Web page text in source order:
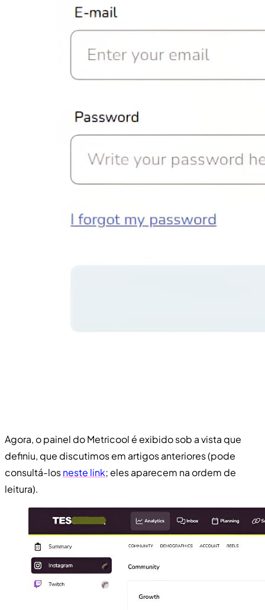
Agora, o painel do Metricool é exibido sob a vista que
definiu, que discutimos em artigos anteriores (pode
consultá-losneste link; eles aparecem na ordem de
leitura).